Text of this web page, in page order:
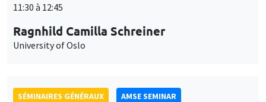
11:30 à 12:45
Ragnhild Camilla Schreiner
University of Oslo
SÉMINAIRES GÉNÉRAUX
AMSE SEMINAR